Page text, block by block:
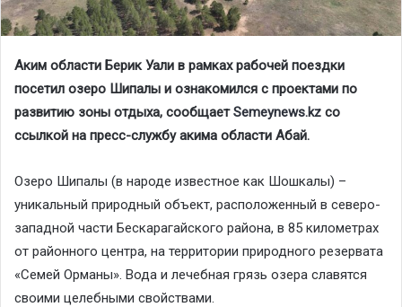
Аким области Берик Уали в рамках рабочей поездки
посетил озеро Шипалы и ознакомился с проектами по
развитию зоны отдыха, сообщаетSemeynews.kz со
ссылкой на пресс-службу акима области Абай.
Озеро Шипалы (в народе известное как Шошкалы) –
уникальный природный объект, расположенный в северо-
западной части Бескарагайского района, в 85 километрах
от районного центра, на территории природного резервата
«Семей Орманы». Вода и лечебная грязь озера славятся
своими целебными свойствами.